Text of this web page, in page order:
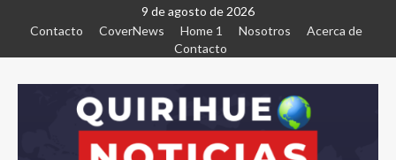
9 de agosto de 2026
Contacto
CoverNews Home 1 Nosotros
Acerca de
Contacto